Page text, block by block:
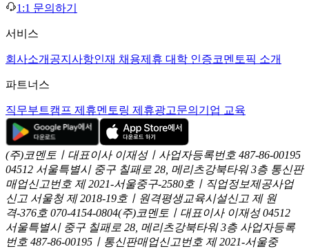
1:1 문의하기
서비스
회사소개 공지사항인재 채용제휴 대학 인증코멘토픽 소개
파트너스
직무부트캠프 제휴멘토링 제휴광고문의 기업 교육
(주)코멘토ㅣ대표이사 이재성ㅣ사업자등록번호 487-86-00195
04512 서울특별시 중구 칠패로 28, 메리츠강북타워 3층 통신판
매업신고번호 제 2021-서울중구-2580호ㅣ직업정보제공사업
신고 서울청 제 2018-19호ㅣ원격평생교육시설신고 제 원
격-376호 070-4154-0804(주)코멘토ㅣ대표이사 이재성 04512
서울특별시 중구 칠패로 28, 메리츠강북타워 3층 사업자등록
번호 487-86-00195ㅣ통신판매업신고번호 제 2021-서울중